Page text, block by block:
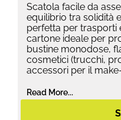
Scatola facile da
equilibrio tra solidità
perfetta per trasporti
cartone ideale per
bustine monodose,
cosmetici (trucchi,
accessori per il
Read More...